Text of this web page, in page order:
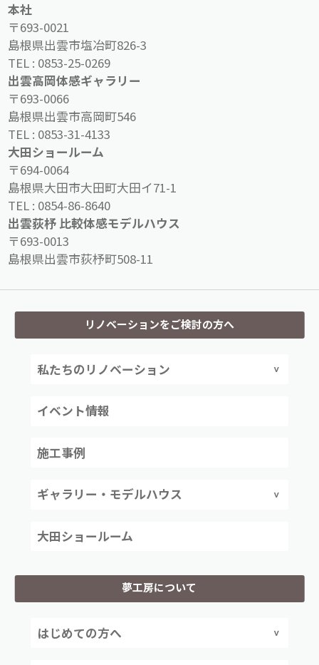
本社
〒693-0021
島根県出雲市塩冶町826-3
TEL : 0853-25-0269
出雲高岡体感ギャラリー
〒693-0066
島根県出雲市高岡町546
TEL : 0853-31-4133
大田ショールーム
〒694-0064
島根県大田市大田町大田イ71-1
TEL : 0854-86-8640
出雲荻杼 比較体感モデルハウス
〒693-0013
島根県出雲市荻杼町508-11
リノベーションをご検討の方へ
私たちのリノベーション
イベント情報
施工事例
ギャラリー・モデルハウス
大田ショールーム
夢工房について
はじめての方へ